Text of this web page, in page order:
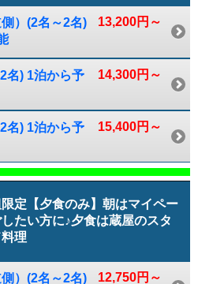
13,200円～
）(2名～2名)
14,300円～
名) 1泊から予
15,400円～
名) 1泊から予
限定【夕食のみ】朝はマイペー
たい方に♪夕食は蔵屋のスタ
理
12,750円～
）(2名～2名)